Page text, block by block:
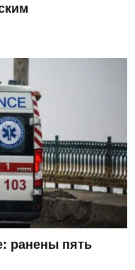
ранены пять